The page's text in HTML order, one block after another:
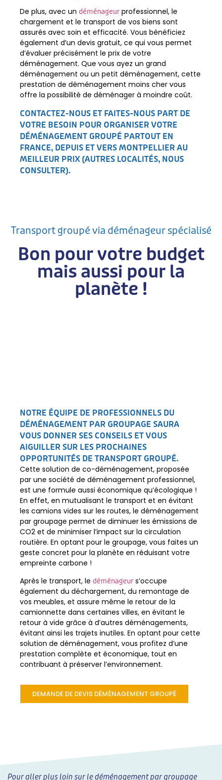
De plus, avec un déménageur professionnel, le
chargement et le transport de vos biens sont
assurés avec soin et efficacité. Vous bénéficiez
également d’un devis gratuit, ce qui vous permet
d’évaluer précisément le prix de votre
déménagement. Que vous ayez un grand
déménagement ou un petit déménagement, cette
prestation de déménagement moins cher vous
offre la possibilité de déménager à moindre coût.
CONTACTEZ-NOUS ET FAITES-NOUS PART DE
VOTRE BESOIN POUR ORGANISER VOTRE
DÉMÉNAGEMENT GROUPÉ PARTOUT EN
FRANCE, DEPUIS ET VERS MONTPELLIER AU
MEILLEUR PRIX (AUTRES LOCALITÉS, NOUS
CONSULTER).
Transport groupé via déménageur spécialisé
Bon pour votre budget
mais aussi pour la
planète !
NOTRE ÉQUIPE DE PROFESSIONNELS DU
DÉMÉNAGEMENT PAR GROUPAGE SAURA
VOUS DONNER SES CONSEILS ET VOUS
AIGUILLER SUR LES PROCHAINES
OPPORTUNITÉS DE TRANSPORT GROUPÉ.
Cette solution de co-déménagement, proposée
par une société de déménagement professionnel,
est une formule aussi économique qu’écologique !
En effet, en mutualisant le transport et en évitant
les camions vides sur les routes, le déménagement
par groupage permet de diminuer les émissions de
CO2 et de minimiser l’impact sur la circulation
routière. En optant pour le groupage, vous faites un
geste concret pour la planète en réduisant votre
empreinte carbone !
Après le transport, le déménageur s’occupe
également du déchargement, du remontage de
vos meubles, et assure même le retour de la
camionnette dans certaines villes, en évitant le
retour à vide grâce à d’autres déménagements,
évitant ainsi les trajets inutiles. En optant pour cette
solution de déménagement, vous profitez d’une
prestation complète et économique, tout en
contribuant à préserver l’environnement.
DEMANDE DE DEVIS DÉMÉNAGEMENT GROUPÉ
Pour aller plus loin sur le déménagement par groupage